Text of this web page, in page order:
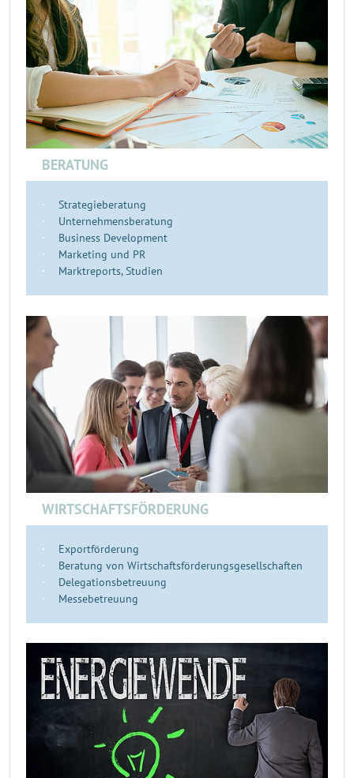
BERATUNG
Strategieberatung
Unternehmensberatung
Business Development
Marketing und PR
Marktreports, Studien
WIRTSCHAFTSFÖRDERUNG
Exportförderung
Beratung von Wirtschaftsförderungsgesellschaften
Delegationsbetreuung
Messebetreuung